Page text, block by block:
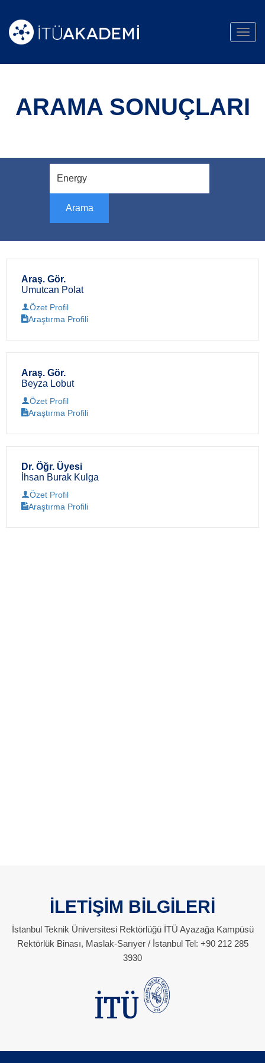
ARAMA SONUÇLARI
Araş. Gör.
Umutcan Polat
Özet Profil
Araştırma Profili
Araş. Gör.
Beyza Lobut
Özet Profil
Araştırma Profili
Dr. Öğr. Üyesi
İhsan Burak Kulga
Özet Profil
Araştırma Profili
İLETİŞİM BİLGİLERİ
İstanbul Teknik Üniversitesi Rektörlüğü İTÜ Ayazağa Kampüsü
Rektörlük Binası, Maslak-Sarıyer / İstanbul Tel: +90 212 285
3930